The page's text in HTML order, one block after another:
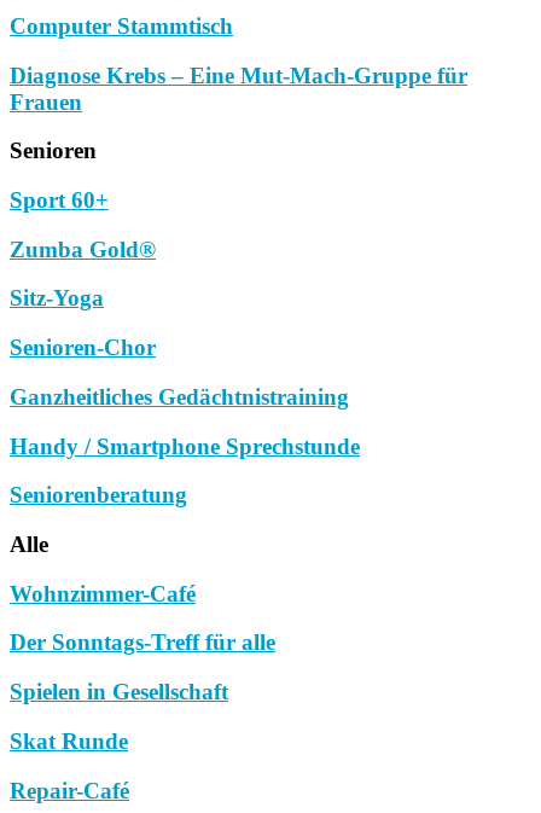
Computer Stammtisch
Diagnose Krebs – Eine Mut-Mach-Gruppe für
Frauen
Senioren
Sport 60+
Zumba Gold®
Sitz-Yoga
Senioren-Chor
Ganzheitliches Gedächtnistraining
Handy / Smartphone Sprechstunde
Seniorenberatung
Alle
Wohnzimmer-Café
Der Sonntags-Treff für alle
Spielen in Gesellschaft
Skat Runde
Repair-Café